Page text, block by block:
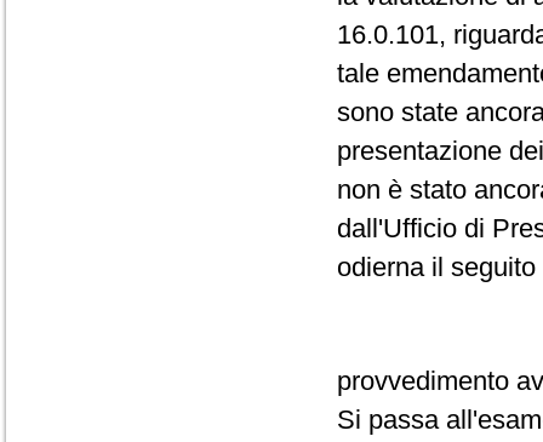
16.0.101,
tale
sono state
presentazione
non è stato
dall'Ufficio di
odierna il
provvedimento
Si passa